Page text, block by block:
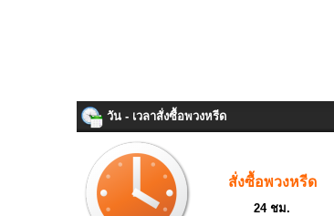
วัน - เวลาสั่งซื้อพวงหรีด
สั่งซื้อพวงหรีด
24 ชม.